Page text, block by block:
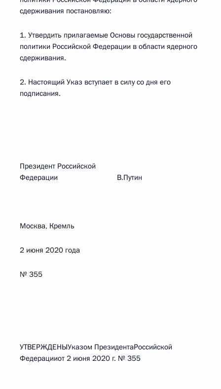
сдерживания постановляю:
1. Утвердить прилагаемые Основы государственной
политики Российской Федерации в области ядерного
сдерживания.
2. Настоящий Указ вступает в силу со дня его
подписания.
Президент Российской
Федерации В.Путин
Москва, Кремль
2 июня 2020 года
№ 355
УТВЕРЖДЕНЫУказом ПрезидентаРоссийской
Федерацииот 2 июня 2020 г. № 355